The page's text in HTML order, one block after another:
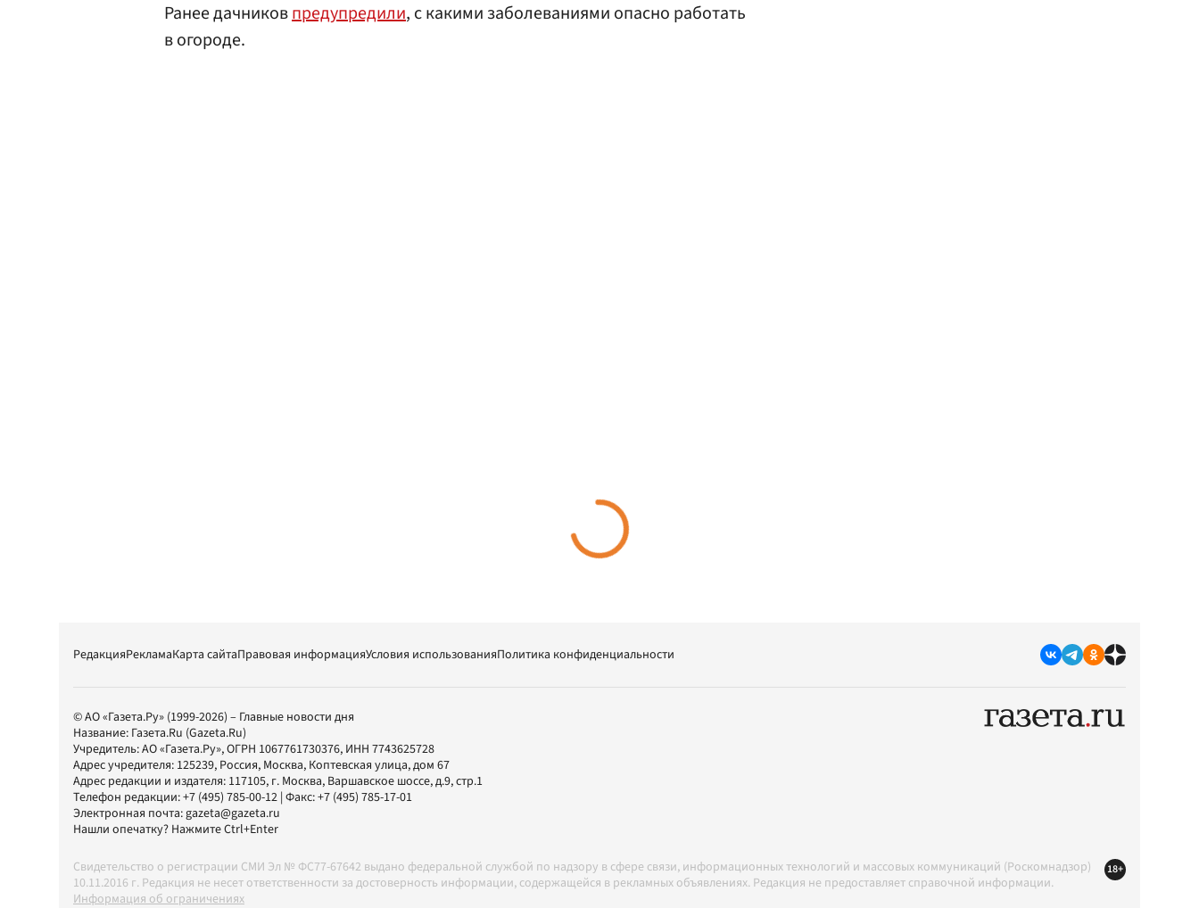
Ранее дачниковпредупредили, с какими заболеваниями опасно работать
в огороде.
РедакцияРекламаКарта сайтаПравовая информацияУсловия использованияПолитика конфиденциальности
© АО «Газета.Ру» (1999-2026) – Главные новости дня
Название: Газета.Ru (Gazeta.Ru)
Учредитель:АО «Газета.Ру», ОГРН 1067761730376, ИНН 7743625728
Адрес учредителя: 125239, Россия, Москва, Коптевская улица, дом 67
Адрес редакции и издателя: 117105, г. Москва, Варшавское шоссе, д.9, стр.1
Телефон редакции:+7 (495) 785-00-12 | Факс:+7 (495) 785-17-01
Электронная почта:gazeta@gazeta.ru
Нашли опечатку? Нажмите Ctrl+Enter
Свидетельство о регистрации СМИ Эл № ФС77-67642 выдано федеральной службой по надзору в сфере связи, информационных технологий и массовых коммуникаций (Роскомнадзор)
10.11.2016 г. Редакция не несет ответственности за достоверность информации, содержащейся в рекламных объявлениях. Редакция не предоставляет справочной информации.
Информация об ограничениях
18+